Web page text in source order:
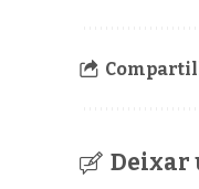
Deixar